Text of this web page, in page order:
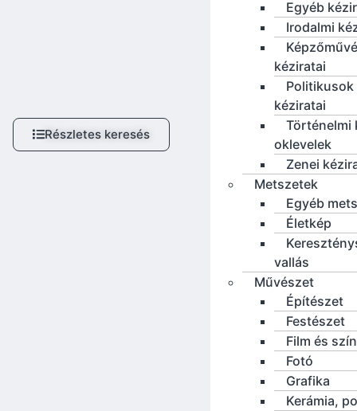
Részletes keresés
Egyéb
Irodalmi
kéziratai
Politikusok
kéziratai
Történelmi
oklevelek
Zenei
Metszetek
Egyéb
Életkép
vallás
Művészet
Építészet
Festészet
Film és
Fotó
Grafika
Kerámia,